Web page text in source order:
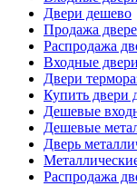
Двери дешево
Продажа
Распродажа
Входные
Двери
Купить двери
Дешевые
Дешевые
Дверь
Распродажа